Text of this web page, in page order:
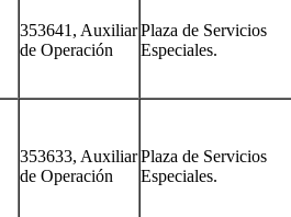
353641, Auxiliar
de Operación
Plaza de Servicios
Especiales.
353633, Auxiliar
de Operación
Plaza de Servicios
Especiales.